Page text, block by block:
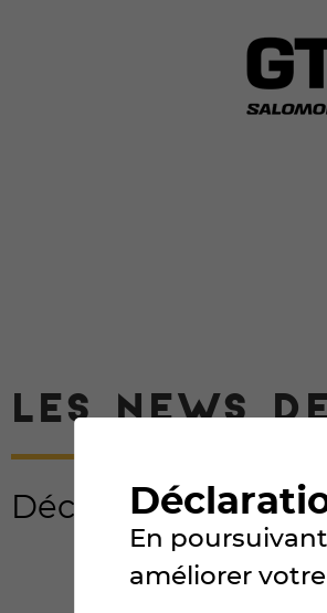
LES NEWS
Découvrez toutes
En
améliorer